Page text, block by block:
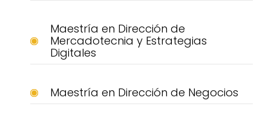
Maestría en Dirección de
Mercadotecnia y Estrategias
Digitales
Maestría en Dirección de Negocios